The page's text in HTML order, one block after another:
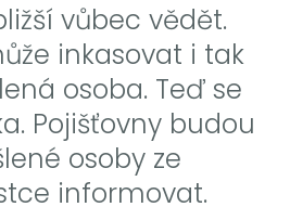
vůbec vědět.
inkasovat i tak
osoba. Teď se
Pojišťovny budou
osoby ze
informovat.